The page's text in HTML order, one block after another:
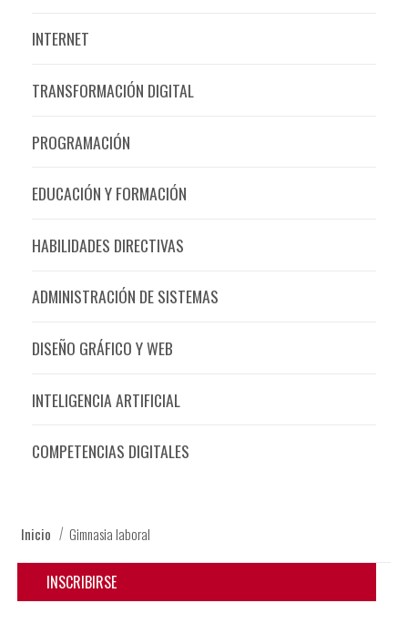
INTERNET
TRANSFORMACIÓN DIGITAL
PROGRAMACIÓN
EDUCACIÓN Y FORMACIÓN
HABILIDADES DIRECTIVAS
ADMINISTRACIÓN DE SISTEMAS
DISEÑO GRÁFICO Y WEB
INTELIGENCIA ARTIFICIAL
COMPETENCIAS DIGITALES
Inicio Gimnasia laboral
INSCRIBIRSE